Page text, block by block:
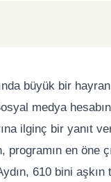
büyük bir
medya
ilginç bir yanıt
en öne
610 bini